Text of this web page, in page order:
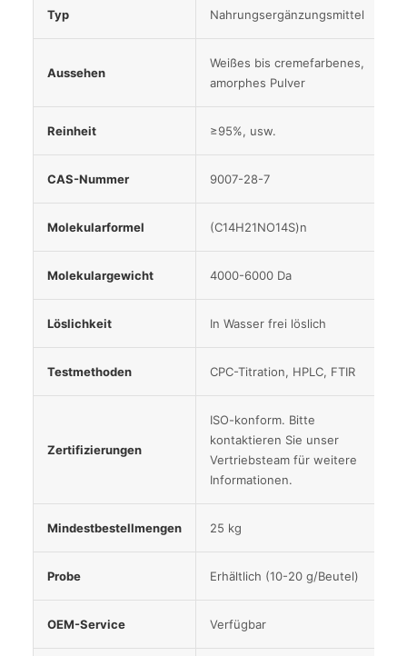
Typ Nahrungsergänzungsmittel
Aussehen
Weißes bis cremefarbenes,
amorphes Pulver
Reinheit ≥95%, usw.
CAS-Nummer 9007-28-7
Molekularformel (C14H21NO14S)n
Molekulargewicht 4000-6000 Da
Löslichkeit In Wasser frei löslich
Testmethoden CPC-Titration, HPLC, FTIR
Zertifizierungen
ISO-konform. Bitte
kontaktieren Sie unser
Vertriebsteam für weitere
Informationen.
Mindestbestellmengen 25 kg
Probe Erhältlich (10-20 g/Beutel)
OEM-Service Verfügbar